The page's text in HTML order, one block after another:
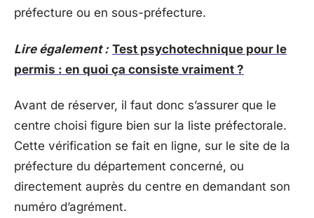
préfecture ou en sous-préfecture.
Lire également : Test psychotechnique pour le
permis : en quoi ça consiste vraiment ?
Avant de réserver, il faut donc s’assurer que le
centre choisi figure bien sur la liste préfectorale.
Cette vérification se fait en ligne, sur le site de la
préfecture du département concerné, ou
directement auprès du centre en demandant son
numéro d’agrément.